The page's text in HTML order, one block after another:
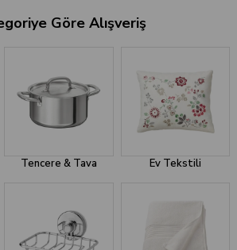
Göre Alışveriş
Tencere & Tava Ev Tekstili